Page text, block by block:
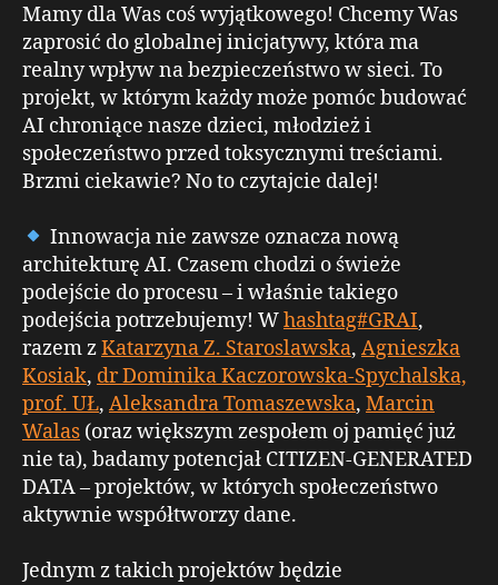
Mamy dla Was coś wyjątkowego! Chcemy Was
zaprosić do globalnej inicjatywy, która ma
realny wpływ na bezpieczeństwo w sieci. To
projekt, w którym każdy może pomóc budować
AI chroniące nasze dzieci, młodzież i
społeczeństwo przed toksycznymi treściami.
Brzmi ciekawie? No to czytajcie dalej!
Innowacja nie zawsze oznacza nową
architekturę AI. Czasem chodzi o świeże
podejście do procesu – i właśnie takiego
podejścia potrzebujemy! Whashtag#GRAI,
razem zKatarzyna Z. Staroslawska, Agnieszka
Kosiak, dr Dominika Kaczorowska-Spychalska,
prof. UŁ, Aleksandra Tomaszewska, Marcin
Walas (oraz większym zespołem oj pamięć już
nie ta), badamy potencjał CITIZEN-GENERATED
DATA – projektów, w których społeczeństwo
aktywnie współtworzy dane.
Jednym z takich projektów będzie